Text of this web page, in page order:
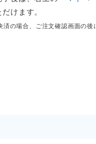
けます。
済の場合、ご注文確認画面の